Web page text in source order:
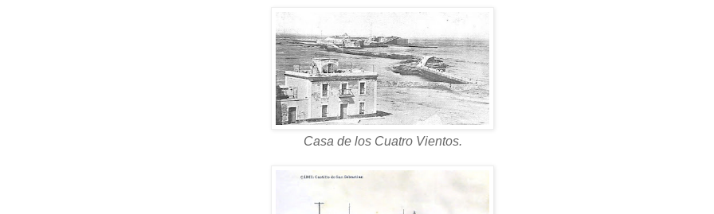
Casa de los Cuatro Vientos.